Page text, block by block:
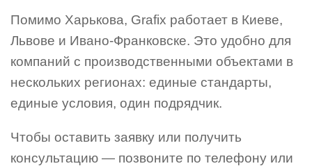
Помимо Харькова, Grafix работает в Киеве,
Львове и Ивано-Франковске. Это удобно для
компаний с производственными объектами в
нескольких регионах: единые стандарты,
единые условия, один подрядчик.
Чтобы оставить заявку или получить
консультацию — позвоните по телефону или